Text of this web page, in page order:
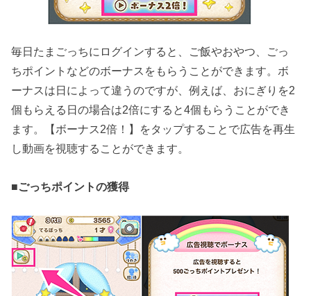
毎日たまごっちにログインすると、ご飯やおやつ、ごっ
ちポイントなどのボーナスをもらうことができます。ボ
ーナスは日によって違うのですが、例えば、おにぎりを2
個もらえる日の場合は2倍にすると4個もらうことができ
ます。【ボーナス2倍！】をタップすることで広告を再生
し動画を視聴することができます。
■ごっちポイントの獲得